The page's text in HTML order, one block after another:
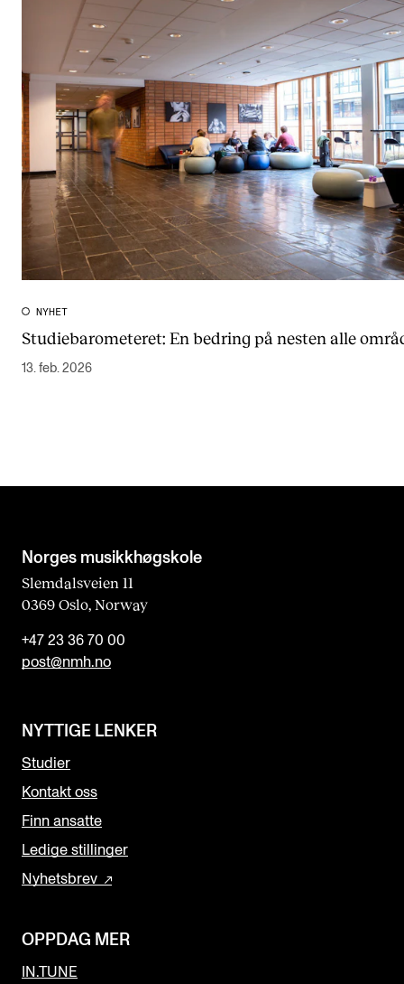
NYHET
Studiebarometeret: En bedring på nesten alle
13. feb. 2026
Norges musikk­høgskole
Slemdalsveien 11
0369 Oslo, Norway
+47 23 36 70 00
post@nmh.no
NYTTIGE LENKER
Studier
Kontakt oss
Finn ansatte
Ledige stillinger
Nyhetsbrev
OPPDAG MER
IN.TUNE